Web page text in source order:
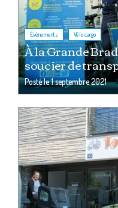
Événements , Vélo cargo
À la Grande
soucier de
Posté le1 septembre 2021